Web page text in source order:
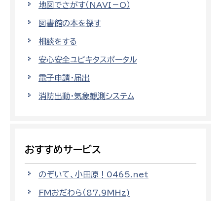
地図でさがす（NAVI－O）
図書館の本を探す
相談をする
安心安全ユビキタスポータル
電子申請・届出
消防出動・気象観測システム
おすすめサービス
のぞいて、小田原！0465.net
FMおだわら（87.9MHz)